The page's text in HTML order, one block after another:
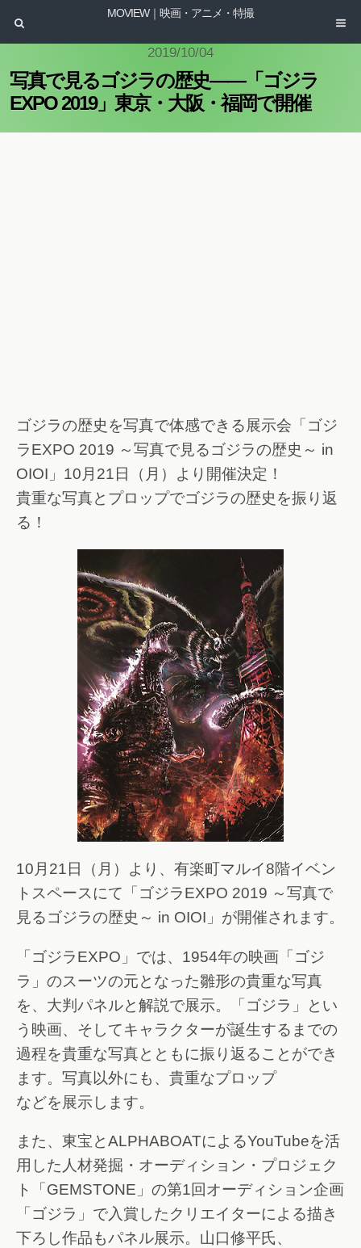
MOVIEW｜映画・アニメ・特撮
2019/10/04
写真で見るゴジラの歴史――「ゴジラ
EXPO 2019」東京・大阪・福岡で開催
ゴジラの歴史を写真で体感できる展示会「ゴジ
ラEXPO 2019 ～写真で見るゴジラの歴史～ in
OIOI」10月21日（月）より開催決定！
貴重な写真とプロップでゴジラの歴史を振り返
る！
10月21日（月）より、有楽町マルイ8階イベン
トスペースにて「ゴジラEXPO 2019 ～写真で
見るゴジラの歴史～ in OIOI」が開催されます。
「ゴジラEXPO」では、1954年の映画「ゴジ
ラ」のスーツの元となった雛形の貴重な写真
を、大判パネルと解説で展示。「ゴジラ」とい
う映画、そしてキャラクターが誕生するまでの
過程を貴重な写真とともに振り返ることができ
ます。写真以外にも、貴重なプロップ
などを展示します。
また、東宝とALPHABOATによるYouTubeを活
用した人材発掘・オーディション・プロジェク
ト「GEMSTONE」の第1回オーディション企画
「ゴジラ」で入賞したクリエイターによる描き
下ろし作品もパネル展示。山口修平氏、